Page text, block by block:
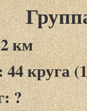
км
круга
?